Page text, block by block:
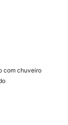
com chuveiro